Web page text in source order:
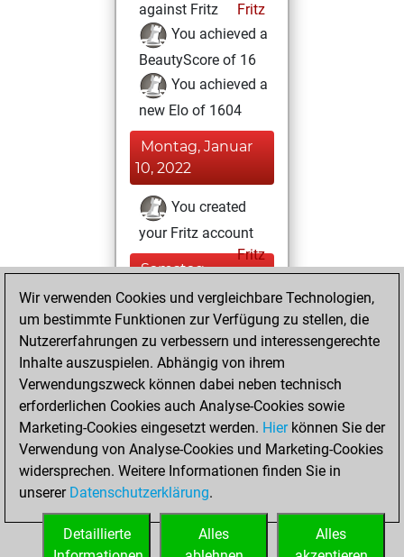
against Fritz
Fritz
You achieved a
BeautyScore of 16
You achieved a
new Elo of 1604
Montag, Januar
10, 2022
You created
your Fritz account
Fritz
Samstag,
Juni 5, 2021
You played 2
bullet games
Play
You scored +0
=0 -2 in bullet
Montag, Mai 24,
2021
You learned 1
positions
MyMoves
Wir verwenden Cookies und vergleichbare Technologien,
um bestimmte Funktionen zur Verfügung zu stellen, die
Nutzererfahrungen zu verbessern und interessengerechte
Inhalte auszuspielen. Abhängig von ihrem
Verwendungszweck können dabei neben technisch
erforderlichen Cookies auch Analyse-Cookies sowie
Marketing-Cookies eingesetzt werden. Hierkönnen Sie der
Verwendung von Analyse-Cookies und Marketing-Cookies
widersprechen. Weitere Informationen finden Sie in
unserer Datenschutzerklärung.
Alles
Alles
Detaillierte